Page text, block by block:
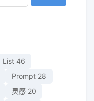
List 46
Prompt 28
灵感 20